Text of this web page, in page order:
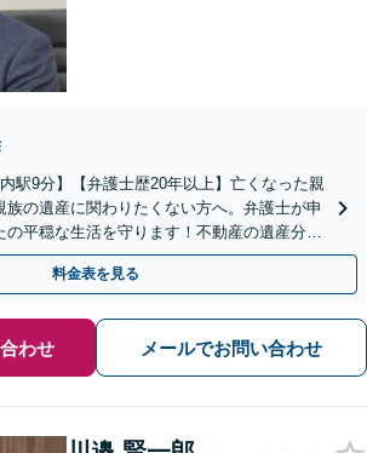
駅9分】【弁護士歴20年以上】亡くなった親
族の遺産に関わりたくない方へ。弁護士が申
の平穏な生活を守ります！不動産の遺産分割
【夜間や休日相談も対応可能】
料金表を見る
わせ メールでお問い合わせ